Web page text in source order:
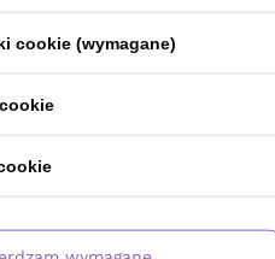
cookie (wymagane)